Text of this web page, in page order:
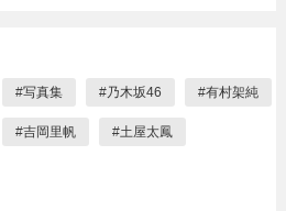
#写真集 #乃木坂46 #有村架純
#吉岡里帆 #土屋太鳳